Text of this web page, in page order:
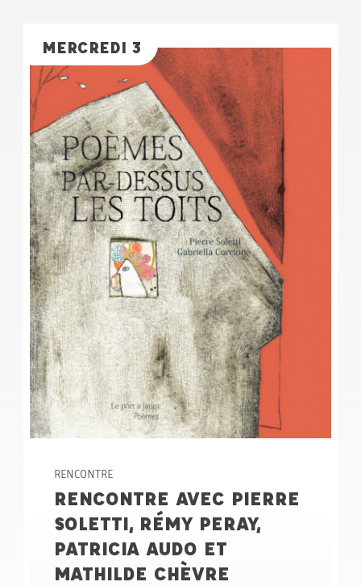
MERCREDI 3
RENCONTRE
RENCONTRE AVEC PIERRE
SOLETTI, RÉMY PERAY,
PATRICIA AUDO ET
MATHILDE CHÈVRE